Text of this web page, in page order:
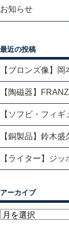
お知らせ
最近の投稿
【ブロンズ像】
【陶磁器】
【ソフビ・フィ
【銅製品】鈴木盛
【ライター】ジ
アーカイブ